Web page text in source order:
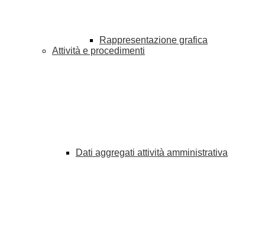
Rappresentazione grafica
Attività e procedimenti
Dati aggregati attività amministrativa